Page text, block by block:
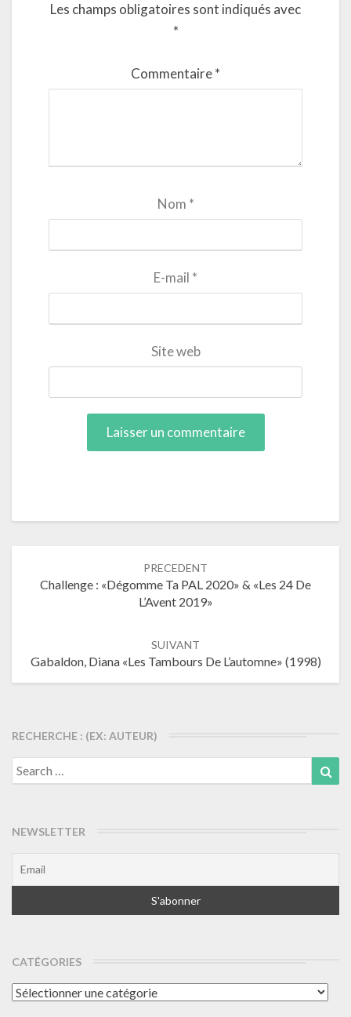
Les champs obligatoires sont indiqués avec
*
Commentaire*
Nom *
E-mail *
Site web
PRECEDENT
Challenge : «Dégomme Ta PAL 2020» & «les 24 De
L’Avent 2019»
SUIVANT
Gabaldon, Diana «Les Tambours De L’automne» (1998)
RECHERCHE : (EX: AUTEUR)
Search
for:
NEWSLETTER
CATÉGORIES
Catégories